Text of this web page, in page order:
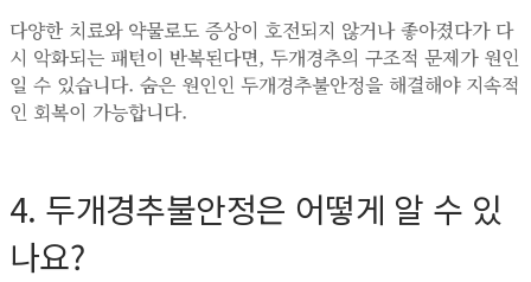
다양한 치료와 약물로도 증상이 호전되지 않거나 좋아졌다가 다
시 악화되는 패턴이 반복된다면, 두개경추의 구조적 문제가 원인
일 수 있습니다. 숨은 원인인 두개경추불안정을 해결해야 지속적
인 회복이 가능합니다.
4. 두개경추불안정은 어떻게 알 수 있
나요?